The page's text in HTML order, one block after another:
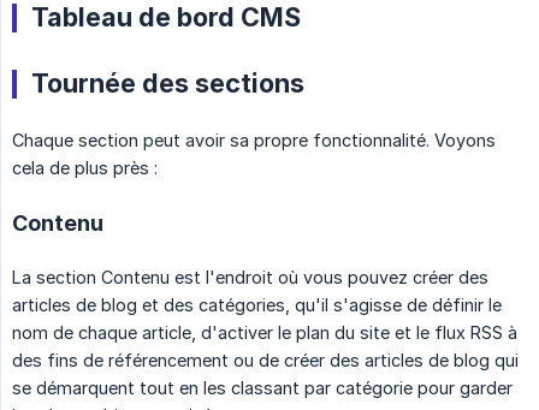
Tableau de bord CMS
Tournée des sections
Chaque section peut avoir sa propre fonctionnalité. Voyons
cela de plus près :
Contenu
La section Contenu est l'endroit où vous pouvez créer des
articles de blog et des catégories, qu'il s'agisse de définir le
nom de chaque article, d'activer le plan du site et le flux RSS à
des fins de référencement ou de créer des articles de blog qui
se démarquent tout en les classant par catégorie pour garder